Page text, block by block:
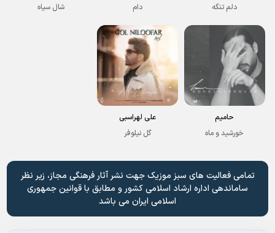
دلم تنگه
دام
شال سیاه
حامیم
خورشید و ماه
علی لهراسبی
گل نیلوفر
تمامی فعالیت های سبز موزیک جهت نشر آثار فرهنگی مجاز، زیر نظر
ساماندهی اداره ارشاد اسلامی کشور و مطابق با قوانین جمهوری
اسلامی ایران می باشد